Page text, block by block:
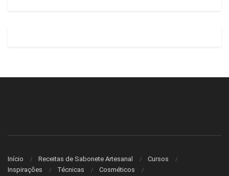
Início Receitas de Sabonete Artesanal
Cursos
Inspirações
Técnicas Cosméticos